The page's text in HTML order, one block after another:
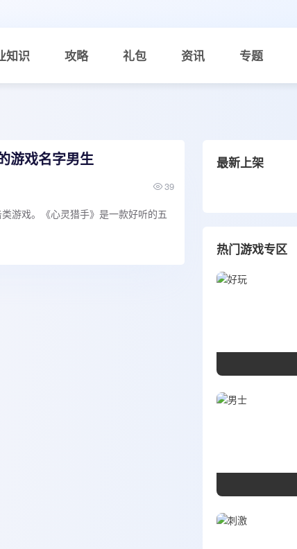
知识 攻略 礼包 资讯 专题
游戏名字男生
39
游戏。《心灵猎手》是一款好听的五
最新上架
热门游戏专区